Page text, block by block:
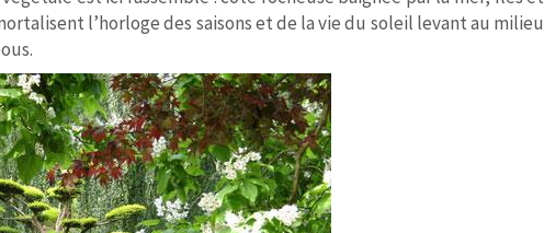
l’horloge des saisons et de la vie du soleil levant au milieu